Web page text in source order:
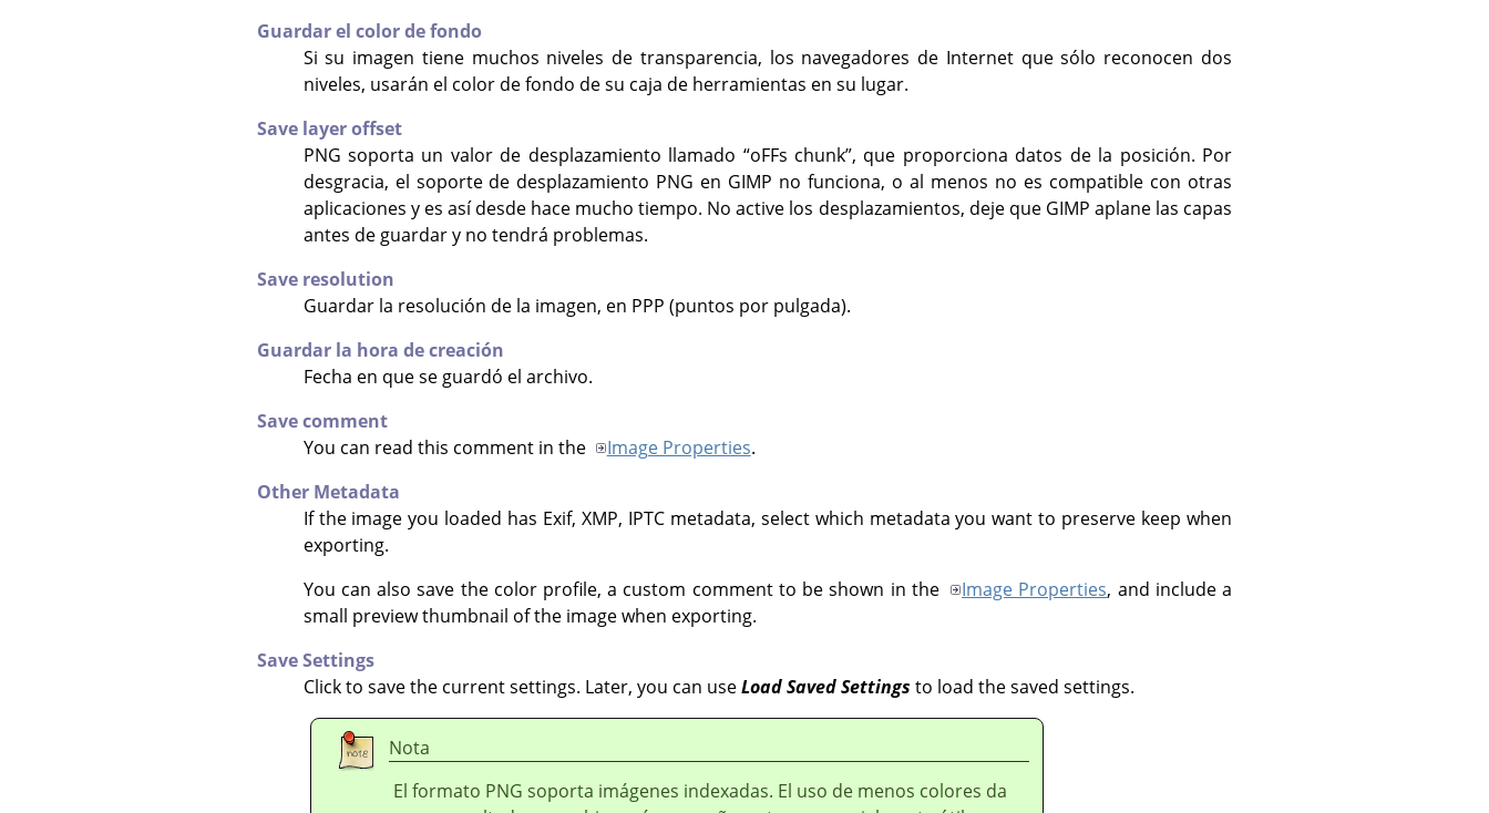
Guardar el color de fondo
Si su imagen tiene muchos niveles de transparencia, los navegadores de Internet que sólo reconocen dos
niveles, usarán el color de fondo de su caja de herramientas en su lugar.
Save layer offset
PNG soporta un valor de desplazamiento llamado “oFFs chunk”, que proporciona datos de la posición. Por
desgracia, el soporte de desplazamiento PNG en GIMP no funciona, o al menos no es compatible con otras
aplicaciones y es así desde hace mucho tiempo. No active los desplazamientos, deje que GIMP aplane las capas
antes de guardar y no tendrá problemas.
Save resolution
Guardar la resolución de la imagen, en PPP (puntos por pulgada).
Guardar la hora de creación
Fecha en que se guardó el archivo.
Save comment
You can read this comment in the
Image Properties.
Other Metadata
If the image you loaded has Exif, XMP, IPTC metadata, select which metadata you want to preserve keep when
exporting.
You can also save the color profile, a custom comment to be shown in the
Image Properties, and include a
small preview thumbnail of the image when exporting.
Save Settings
Click to save the current settings. Later, you can useLoad Saved Settings to load the saved settings.
Nota
El formato PNG soporta imágenes indexadas. El uso de menos colores da